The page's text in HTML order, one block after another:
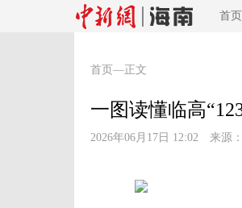
首页
首页 —正文
一图读懂临高
2026年06月17日 12:02 来源：